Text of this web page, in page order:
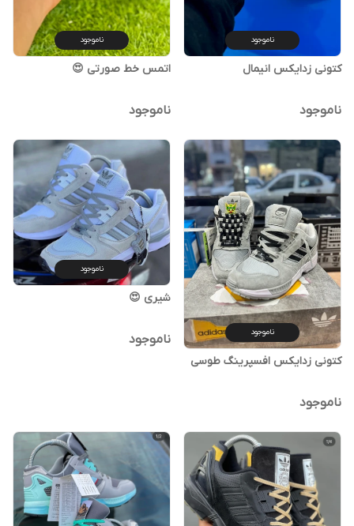
ناموجود
کتونی زدایکس انیمال
ناموجود
ناموجود
اتمس خط صورتی 😍
ناموجود
ناموجود
کتونی زدایکس افسپرینگ طوسی‌
ناموجود
ناموجود
شیری 😍
ناموجود